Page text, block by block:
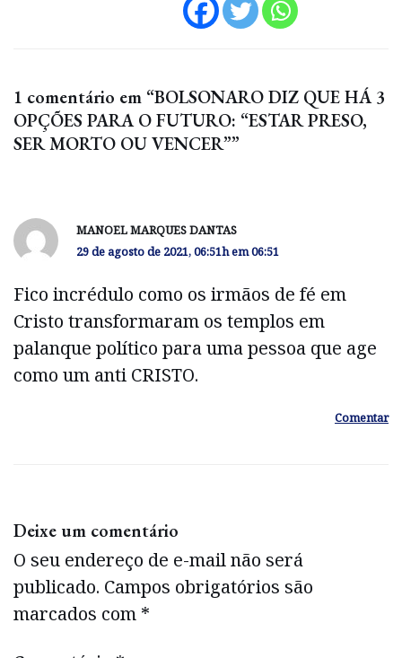
1 comentário em “BOLSONARO DIZ QUE HÁ 3
OPÇÕES PARA O FUTURO: “ESTAR PRESO,
SER MORTO OU VENCER””
MANOEL MARQUES DANTAS
29 de agosto de 2021, 06:51h em 06:51
Fico incrédulo como os irmãos de fé em
Cristo transformaram os templos em
palanque político para uma pessoa que age
como um anti CRISTO.
Comentar
Deixe um comentário
O seu endereço de e-mail não será
publicado. Campos obrigatórios são
marcados com *